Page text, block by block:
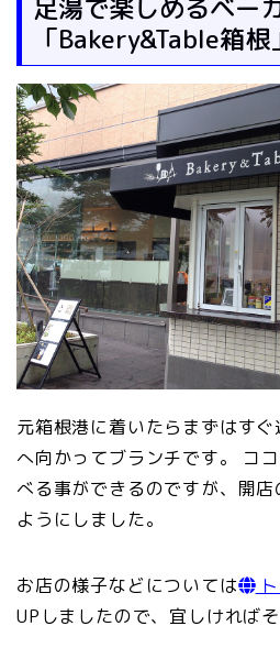
足湯で楽しめるベー
「Bakery&Table箱
元箱根港に着いたらまずはす
へ向かってブランチです。 コ
べる事ができるのですが、開
ようにしました。
お店の様子などについては ト
UPしましたので、宜しければ